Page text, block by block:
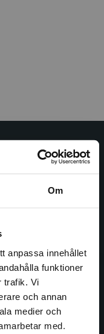
Om
anpassa innehållet
funktioner
trafik. Vi
och annan
medier och
med.
kurslitteratur,